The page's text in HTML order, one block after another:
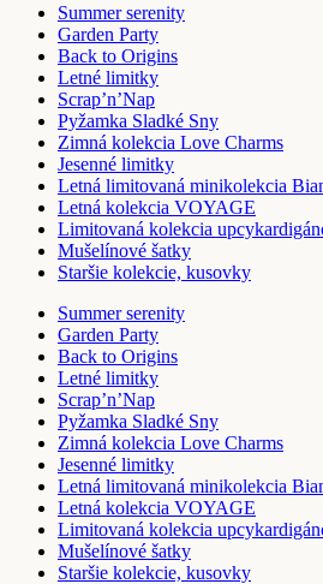
Summer serenity
Garden Party
Back to Origins
Letné limitky
Scrap’n’Nap
Pyžamka Sladké Sny
Zimná kolekcia Love Charms
Jesenné limitky
Letná limitovaná minikolekcia
Letná kolekcia VOYAGE
Limitovaná kolekcia
Mušelínové šatky
Staršie kolekcie, kusovky
Summer serenity
Garden Party
Back to Origins
Letné limitky
Scrap’n’Nap
Pyžamka Sladké Sny
Zimná kolekcia Love Charms
Jesenné limitky
Letná limitovaná minikolekcia
Letná kolekcia VOYAGE
Limitovaná kolekcia
Mušelínové šatky
Staršie kolekcie, kusovky